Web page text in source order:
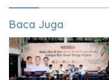
Baca Juga